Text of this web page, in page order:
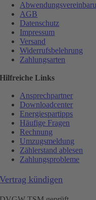
AGB
Datenschutz
Impressum
Versand
Widerrufsbelehrung
Zahlungsarten
Hilfreiche Links
Ansprechpartner
Downloadcenter
Energiespartipps
Häufige Fragen
Rechnung
Umzugsmeldung
Zählerstand ablesen
Zahlungsprobleme
Vertrag kündigen